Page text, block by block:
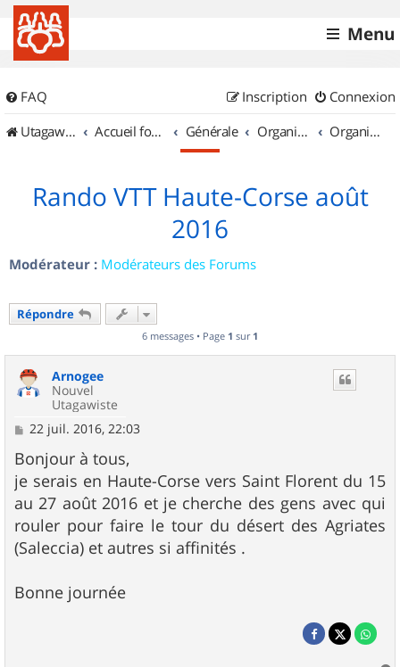
Menu
FAQ Connexion
Inscription
UtagawaVTT (Randos VTT et VTTAE avec traces GPS)
Accueil forum Générale Organisation de sorties & Recherche de partenaires Organisation de sorties en région Corse
Rando VTT Haute-Corse août
2016
Modérateur : Modérateurs des Forums
Répondre
6 messages • Page 1 sur 1
Arnogee
Nouvel
Utagawiste
M
s
s
a
g
e
22 juil. 2016, 22:03
Bonjour à tous,
je serais en Haute-Corse vers Saint Florent du 15
au 27 août 2016 et je cherche des gens avec qui
rouler pour faire le tour du désert des Agriates
(Saleccia) et autres si affinités .
Bonne journée